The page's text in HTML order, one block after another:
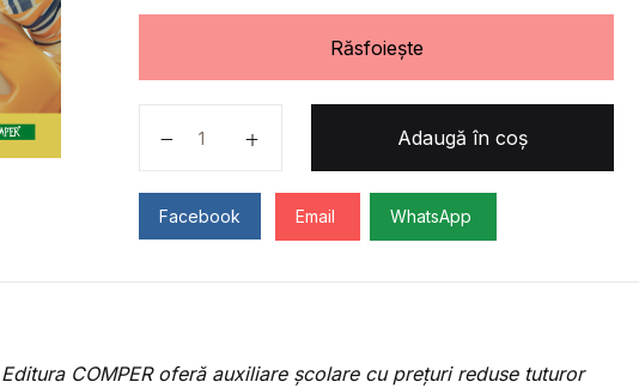
Răsfoiește
Cantitate Evaluarea națională la sfârșitul clasei a
Adaugă în coș
Facebook Email WhatsApp
Editura COMPER oferă auxiliare școlare cu prețuri reduse tuturor